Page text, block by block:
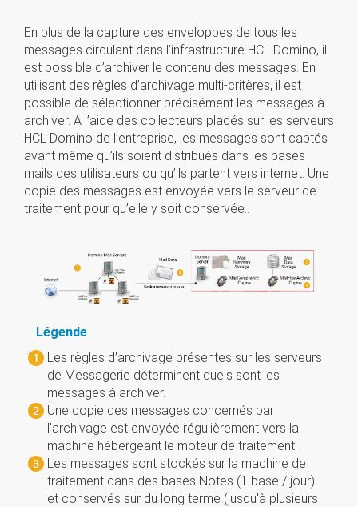
En plus de la capture des enveloppes de tous les
messages circulant dans l’infrastructure HCL Domino, il
est possible d’archiver le contenu des messages. En
utilisant des règles d’archivage multi-critères, il est
possible de sélectionner précisément les messages à
archiver. A l’aide des collecteurs placés sur les serveurs
HCL Domino de l’entreprise, les messages sont captés
avant même qu’ils soient distribués dans les bases
mails des utilisateurs ou qu’ils partent vers internet. Une
copie des messages est envoyée vers le serveur de
traitement pour qu’elle y soit conservée..
Légende
Les règles d’archivage présentes sur les serveurs
de Messagerie déterminent quels sont les
messages à archiver.
Une copie des messages concernés par
l’archivage est envoyée régulièrement vers la
machine hébergeant le moteur de traitement.
Les messages sont stockés sur la machine de
traitement dans des bases Notes (1 base / jour)
et conservés sur du long terme (jusqu'à plusieurs